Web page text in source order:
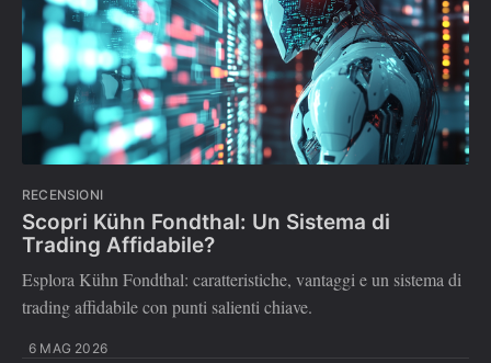
RECENSIONI
Scopri Kühn Fondthal: Un Sistema di
Trading Affidabile?
Esplora Kühn Fondthal: caratteristiche, vantaggi e un sistema di
trading affidabile con punti salienti chiave.
6 MAG 2026